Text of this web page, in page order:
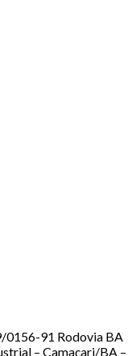
0156-91 Rodovia BA
– Camaçari/BA –